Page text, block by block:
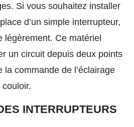
Si vous souhaitez installer
d’un simple interrupteur,
légèrement. Ce matériel
un circuit depuis deux points
commande de l’éclairage
couloir.
INTERRUPTEURS